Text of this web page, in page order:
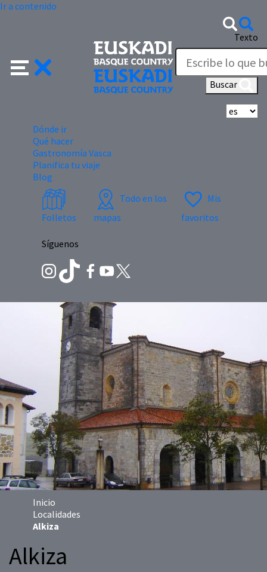
Ir a contenido
Texto
Buscar
Dónde ir
Qué hacer
Gastronomía Vasca
Planifica tu viaje
Blog
Folletos
Todo en los
mapas
Mis
favoritos
Síguenos
Inicio
Localidades
Alkiza
Alkiza